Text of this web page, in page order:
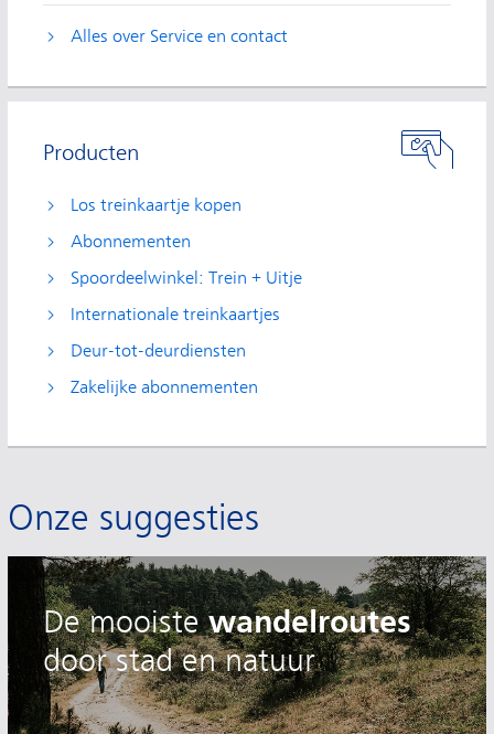
Alles over Service en contact
Producten
Los treinkaartje kopen
Abonnementen
Spoordeelwinkel: Trein + Uitje
Internationale treinkaartjes
Deur-tot-deurdiensten
Zakelijke abonnementen
Onze suggesties
De mooistewandelroutes
door stad en natuur